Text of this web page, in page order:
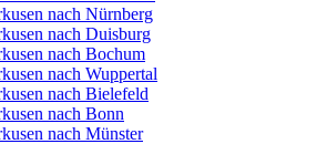
nach Nürnberg
nach Duisburg
nach Bochum
nach Wuppertal
nach Bielefeld
nach Bonn
nach Münster